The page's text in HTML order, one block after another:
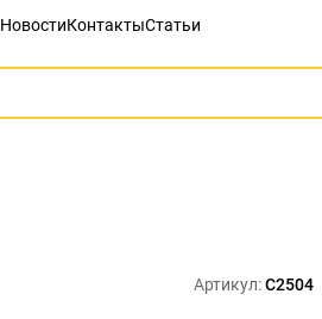
НовостиКонтактыСтатьи
Артикул:C2504